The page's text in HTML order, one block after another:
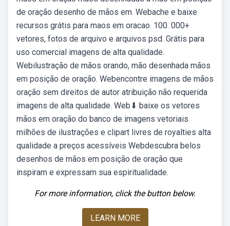
de oração desenho de mãos em. Webache e baixe
recursos grátis para maos em oracao. 100. 000+
vetores, fotos de arquivo e arquivos psd. Grátis para
uso comercial imagens de alta qualidade.
Webilustração de mãos orando, mão desenhada mãos
em posição de oração. Webencontre imagens de mãos
oração sem direitos de autor atribuição não requerida
imagens de alta qualidade. Web⬇ baixe os vetores
mãos em oração do banco de imagens vetoriais
milhões de ilustrações e clipart livres de royalties alta
qualidade a preços acessíveis Webdescubra belos
desenhos de mãos em posição de oração que
inspiram e expressam sua espiritualidade.
For more information, click the button below.
LEARN MORE